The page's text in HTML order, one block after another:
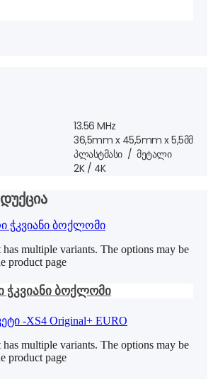
13.56 MHz
36,5mm x 45,5mm x 5,5მმ
პლასტმასი / მეტალი
2K / 4K
multiple variants. The options may be
product page
ჭკვიანი ბოქლომი
multiple variants. The options may be
product page